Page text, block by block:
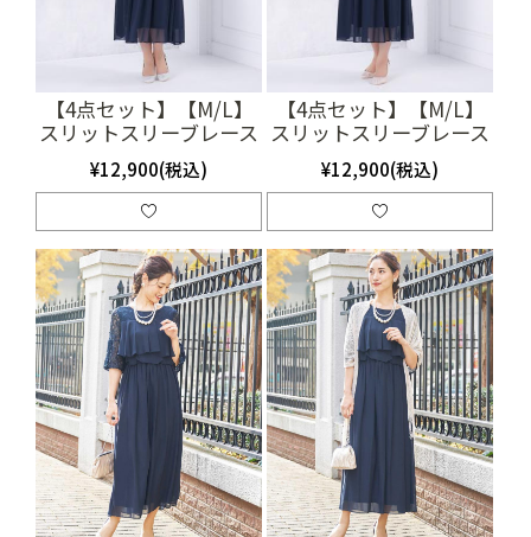
【4点セット】【M/L】
スリットスリーブレース
付きロングドレス（ネイ
ビー）SET3367
¥12,900(税込)
【4点セット】【M/L】
スリットスリーブレース
付きロングドレス（ネイ
ビー）SET3368
¥12,900(税込)